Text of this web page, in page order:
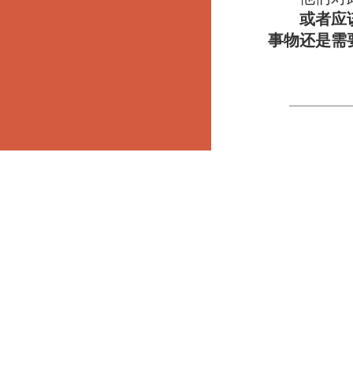
或者应
事物还是需